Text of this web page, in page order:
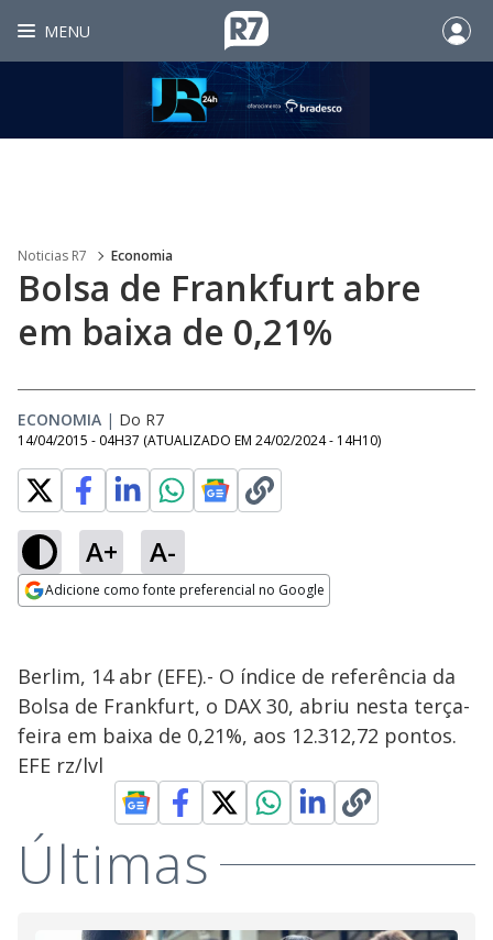
MENU
Noticias R7 Economia
Bolsa de Frankfurt abre
em baixa de 0,21%
ECONOMIA | Do R7
14/04/2015 - 04H37 (ATUALIZADO EM 24/02/2024 - 14H10)
A+ A-
Adicione como fonte preferencial no Google
Berlim, 14 abr (EFE).- O índice de referência da
Bolsa de Frankfurt, o DAX 30, abriu nesta terça-
feira em baixa de 0,21%, aos 12.312,72 pontos.
EFE rz/lvl
Últimas